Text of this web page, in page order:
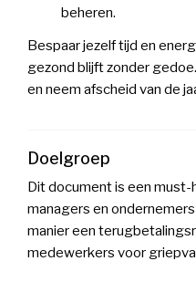
beheren.
Bespaar jezelf tijd en
gezond blijft zonder
en neem afscheid van de
Doelgroep
Dit document is een
managers en
manier een
medewerkers voor